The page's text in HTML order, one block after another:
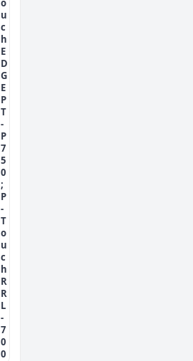
o
u
c
h
E
D
G
E
P
T
-
P
7
5
0
;
P
-
T
o
u
c
h
R
R
L
-
7
0
0